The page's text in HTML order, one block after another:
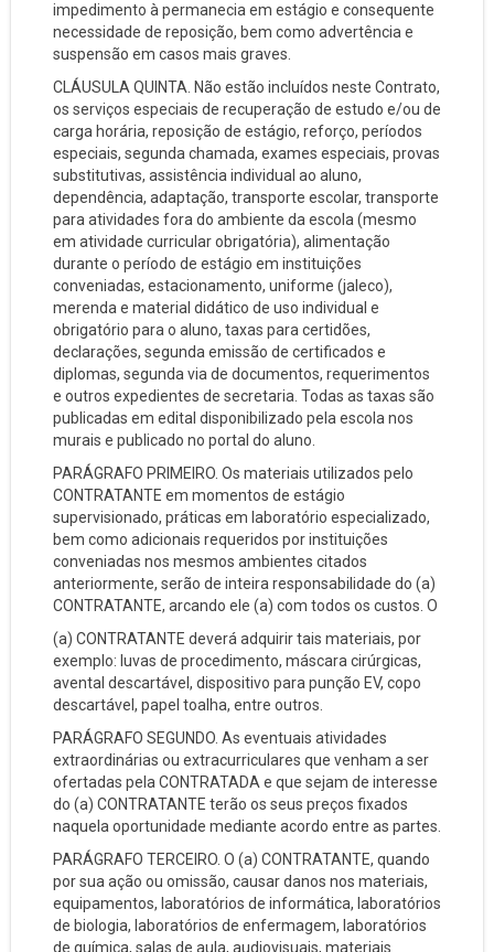
impedimento à permanecia em estágio e consequente
necessidade de reposição, bem como advertência e
suspensão em casos mais graves.
CLÁUSULA QUINTA. Não estão incluídos neste Contrato,
os serviços especiais de recuperação de estudo e/ou de
carga horária, reposição de estágio, reforço, períodos
especiais, segunda chamada, exames especiais, provas
substitutivas, assistência individual ao aluno,
dependência, adaptação, transporte escolar, transporte
para atividades fora do ambiente da escola (mesmo
em atividade curricular obrigatória), alimentação
durante o período de estágio em instituições
conveniadas, estacionamento, uniforme (jaleco),
merenda e material didático de uso individual e
obrigatório para o aluno, taxas para certidões,
declarações, segunda emissão de certificados e
diplomas, segunda via de documentos, requerimentos
e outros expedientes de secretaria. Todas as taxas são
publicadas em edital disponibilizado pela escola nos
murais e publicado no portal do aluno.
PARÁGRAFO PRIMEIRO. Os materiais utilizados pelo
CONTRATANTE em momentos de estágio
supervisionado, práticas em laboratório especializado,
bem como adicionais requeridos por instituições
conveniadas nos mesmos ambientes citados
anteriormente, serão de inteira responsabilidade do (a)
CONTRATANTE, arcando ele (a) com todos os custos. O
(a) CONTRATANTE deverá adquirir tais materiais, por
exemplo: luvas de procedimento, máscara cirúrgicas,
avental descartável, dispositivo para punção EV, copo
descartável, papel toalha, entre outros.
PARÁGRAFO SEGUNDO. As eventuais atividades
extraordinárias ou extracurriculares que venham a ser
ofertadas pela CONTRATADA e que sejam de interesse
do (a) CONTRATANTE terão os seus preços fixados
naquela oportunidade mediante acordo entre as partes.
PARÁGRAFO TERCEIRO. O (a) CONTRATANTE, quando
por sua ação ou omissão, causar danos nos materiais,
equipamentos, laboratórios de informática, laboratórios
de biologia, laboratórios de enfermagem, laboratórios
de química, salas de aula, audiovisuais, materiais